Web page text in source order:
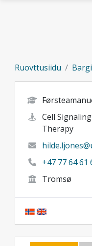
Ruovttusiidu
Cell
Therapy
+47 77 64 61
Tromsø